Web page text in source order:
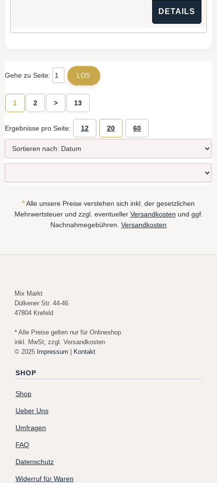
DETAILS
Gehe zu Seite:
1 2 > 13
Ergebnisse pro Seite: 12 20 60
* Alle unsere Preise verstehen sich inkl. der gesetzlichen
Mehrwertsteuer und zzgl. eventueller Versandkosten und ggf.
Nachnahmegebühren. Versandkosten
Mix Markt
Dülkener Str. 44-46
47804 Krefeld
* Alle Preise gelten nur für Onlineshop
inkl. MwSt, zzgl. Versandkosten
© 2025 Impressum | Kontakt
SHOP
Shop
Ueber Uns
Umfragen
FAQ
Datenschutz
Widerruf für Waren